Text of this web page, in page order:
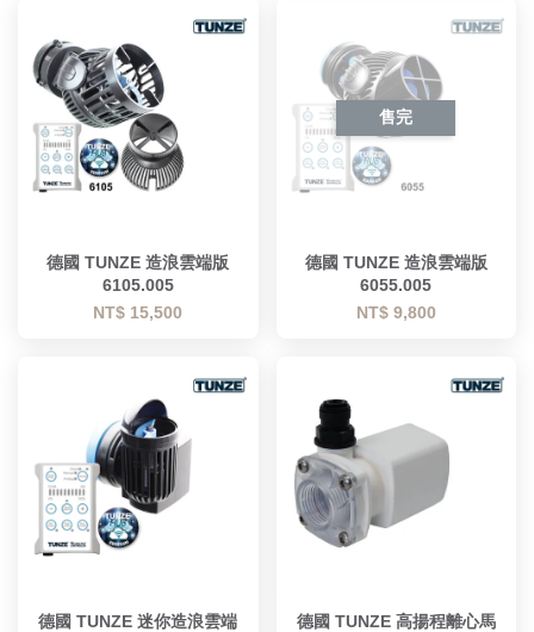
德國 TUNZE 造浪雲端版
6105.005
NT$ 15,500
售完
德國 TUNZE 造浪雲端版
6055.005
NT$ 9,800
德國 TUNZE 迷你造浪雲端
德國 TUNZE 高揚程離心馬